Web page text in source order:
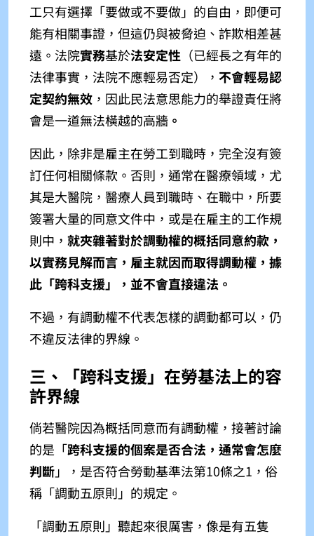
工只有選擇「要做或不要做」的自由，即便可
能有相關事證，但這仍與被脅迫、詐欺相差甚
遠。法院實務基於法安定性 （已經長之有年的
法律事實，法院不應輕易否定）， 不會輕易認
定契約無效， 因此民法意思能力的舉證責任將
會是一道無法橫越的高牆。
因此，除非是雇主在勞工到職時，完全沒有簽
訂任何相關條款。否則，通常在醫療領域，尤
其是大醫院，醫療人員到職時、在職中，所要
簽署大量的同意文件中，或是在雇主的工作規
則中， 就夾雜著對於調動權的概括同意約款，
以實務見解而言，雇主就因而取得調動權，據
此「跨科支援」，並不會直接違法。
不過，有調動權不代表怎樣的調動都可以，仍
不違反法律的界線。
三、「跨科支援」在勞基法上的容
許界線
倘若醫院因為概括同意而有調動權，接著討論
的是「跨科支援的個案是否合法，通常會怎麼
判斷」，是否符合勞動基準法第10條之1，俗
稱「調動五原則」的規定。
「調動五原則」聽起來很厲害，像是有五隻